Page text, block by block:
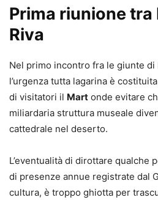
Prima riunione tra
Riva
Nel primo incontro fra le giunte di
l’urgenza tutta lagarina è
di visitatori il Mart onde evitare
miliardaria struttura museale
cattedrale nel deserto.
L’eventualità di dirottare qualche
di presenze annue registrate dal
cultura, è troppo ghiotta per